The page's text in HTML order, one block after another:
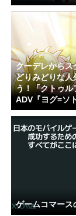
クーデレからス
どりみどりな人
う！「クトゥル
ADV『ヨグ=ソ
ゲームコマー